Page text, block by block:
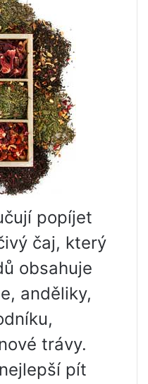
popíjet
čaj, který
obsahuje
anděliky,
trávy.
pít